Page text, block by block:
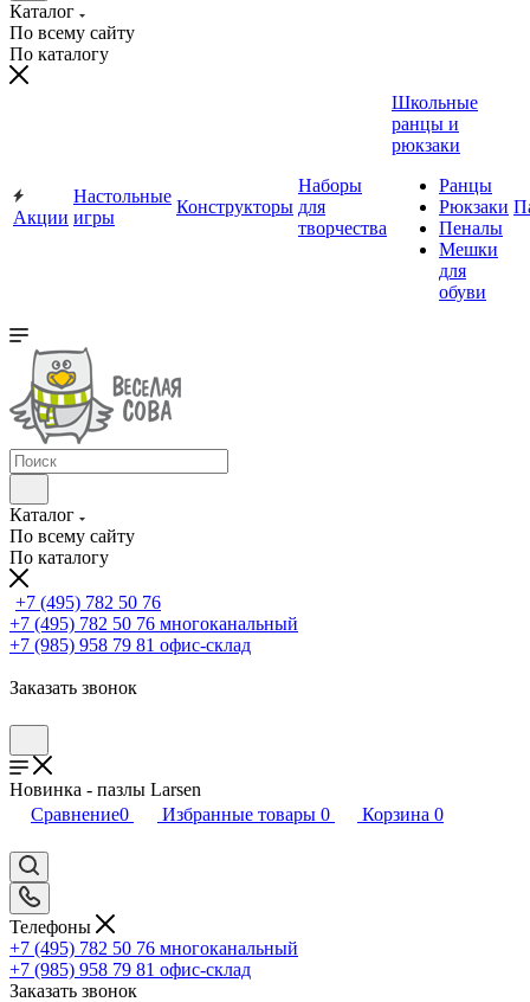
Каталог
По всему сайту
По каталогу
Акции
Настольные
игры
Конструкторы
Наборы
для
творчества
Школьные
ранцы и
рюкзаки
Ранцы
Рюкзаки
Пеналы
Мешки
для
обуви
Каталог
По всему сайту
По каталогу
+7 (495) 782 50 76
+7 (495) 782 50 76 многоканальный
+7 (985) 958 79 81 офис-склад
Заказать звонок
Новинка - пазлы Larsen
Сравнение0 Избранные товары 0 Корзина 0
Телефоны
+7 (495) 782 50 76 многоканальный
+7 (985) 958 79 81 офис-склад
Заказать звонок